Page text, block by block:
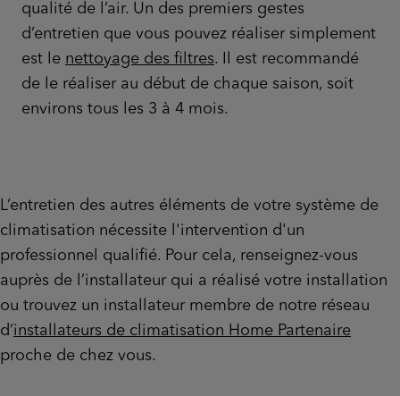
qualité de l’air. Un des premiers gestes
d’entretien que vous pouvez réaliser simplement
est le nettoyage des filtres. Il est recommandé
de le réaliser au début de chaque saison, soit
environs tous les 3 à 4 mois.
L’entretien des autres éléments de votre système de
climatisation nécessite l'intervention d'un
professionnel qualifié. Pour cela, renseignez-vous
auprès de l’installateur qui a réalisé votre installation
ou trouvez un installateur membre de notre réseau
d’installateurs de climatisation Home Partenaire
proche de chez vous.